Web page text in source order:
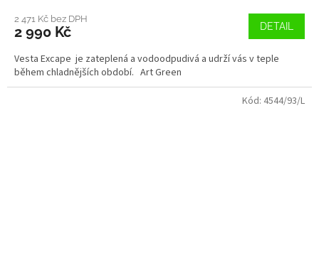
2 471 Kč bez DPH
2 990 Kč DETAIL
Vesta Excape je zateplená a vodoodpudivá a udrží vás v teple
během chladnějších období. Art Green
Kód: 4544/93/L